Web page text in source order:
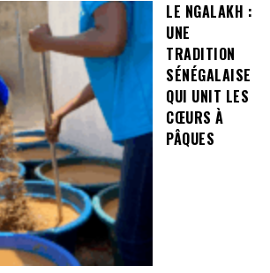
LE NGALAKH :
UNE
TRADITION
SÉNÉGALAISE
QUI UNIT LES
CŒURS À
PÂQUES